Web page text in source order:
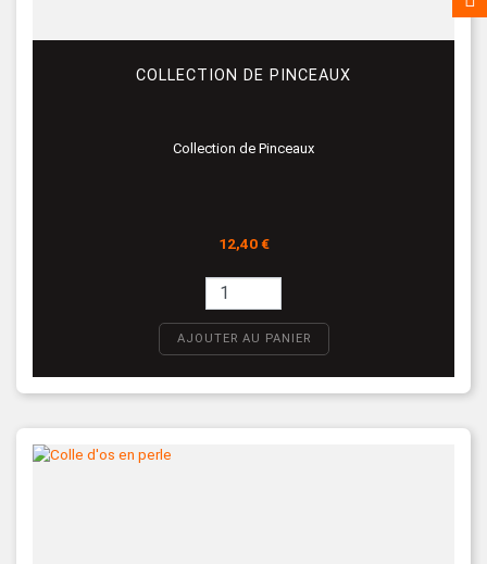
COLLECTION DE PINCEAUX
Collection de Pinceaux
Prix
12,40 €
AJOUTER AU PANIER